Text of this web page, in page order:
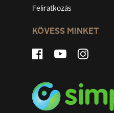
Feliratkozás
KÖVESS MINKET